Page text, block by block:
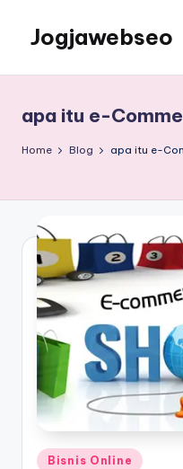
Jogjawebseo
apa itu e-
Home Blog apa itu e-
Bisnis Online